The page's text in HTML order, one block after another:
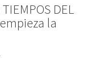
DEL
la